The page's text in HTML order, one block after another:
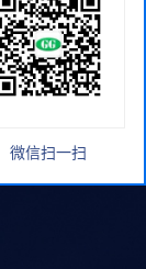
微信扫一扫